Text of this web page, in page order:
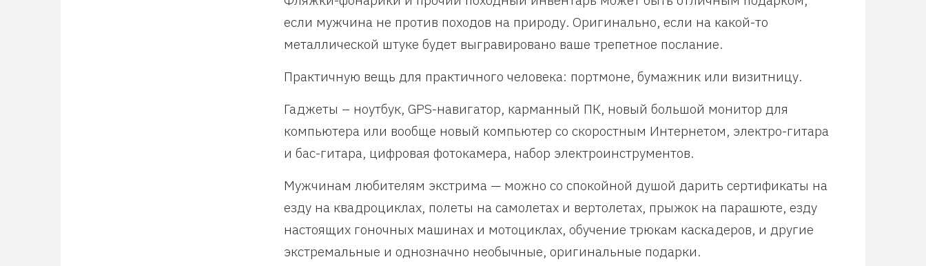
если мужчина не против походов на природу. Оригинально, если на какой-то
металлической штуке будет выгравировано ваше трепетное послание.
Практичную вещь для практичного человека: портмоне, бумажник или визитницу.
Гаджеты – ноутбук, GPS-навигатор, карманный ПК, новый большой монитор для
компьютера или вообще новый компьютер со скоростным Интернетом, электро-гитара
и бас-гитара, цифровая фотокамера, набор электроинструментов.
Мужчинам любителям экстрима — можно со спокойной душой дарить сертификаты на
езду на квадроциклах, полеты на самолетах и вертолетах, прыжок на парашюте, езду
настоящих гоночных машинах и мотоциклах, обучение трюкам каскадеров, и другие
экстремальные и однозначно необычные, оригинальные подарки.